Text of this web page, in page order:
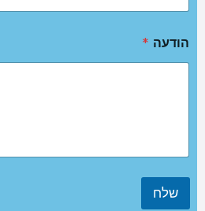
הודעה *
שלח